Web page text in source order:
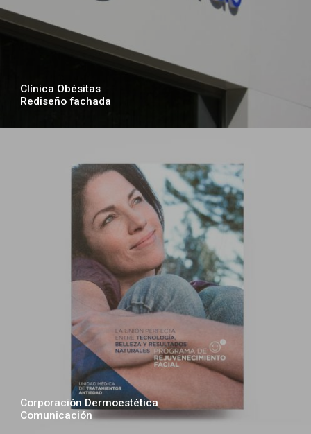
Clínica Obésitas
Rediseño fachada
Corporación Dermoestética
Comunicación